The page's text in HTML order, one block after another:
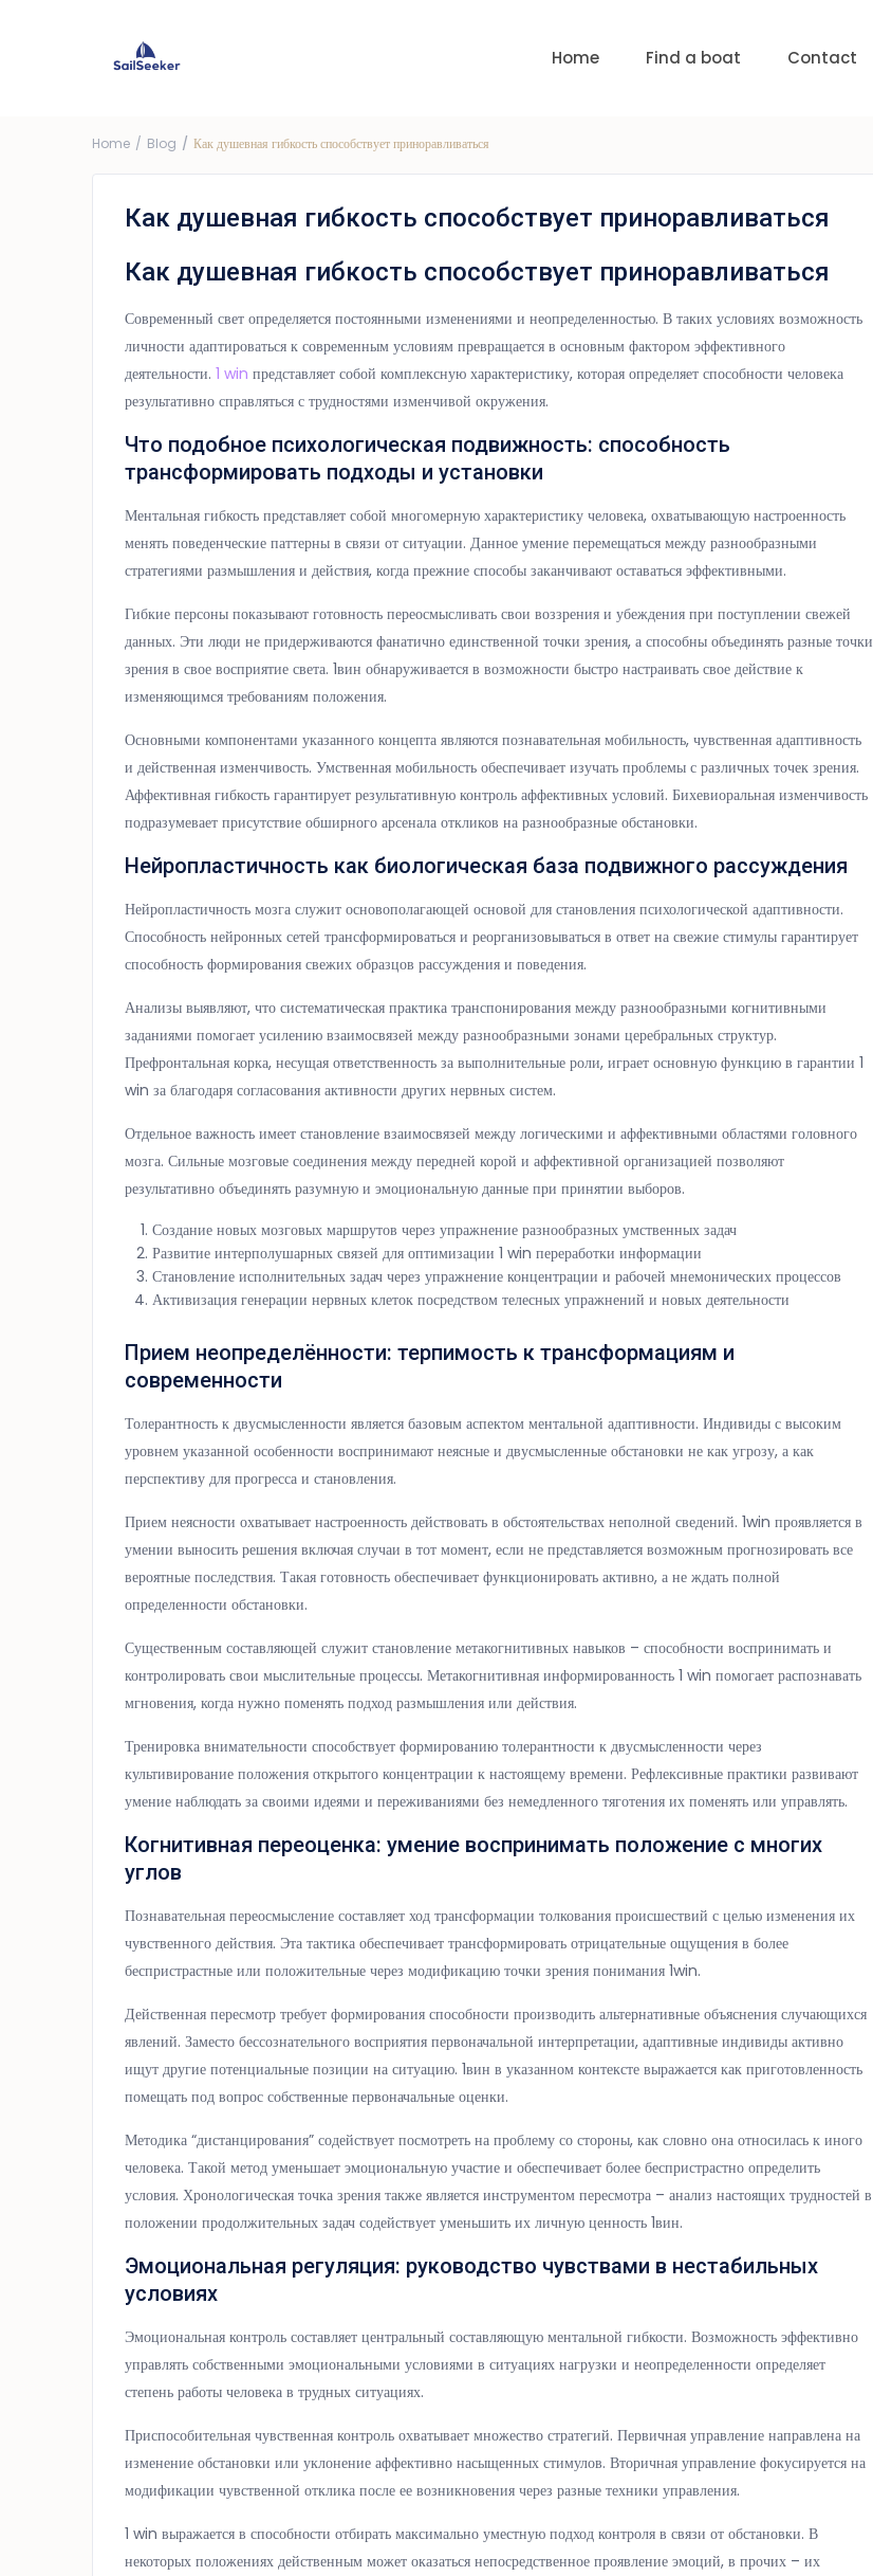
Home Find a boat Contact
USD 0 to USD 6,000
Home Blog Как душевная гибкость способствует приноравливаться
Как душевная гибкость способствует приноравливаться
Как душевная гибкость способствует приноравливаться
Современный свет определяется постоянными изменениями и неопределенностью. В таких условиях возможность
личности адаптироваться к современным условиям превращается в основным фактором эффективного
деятельности. 1 win представляет собой комплексную характеристику, которая определяет способности человека
результативно справляться с трудностями изменчивой окружения.
Что подобное психологическая подвижность: способность
трансформировать подходы и установки
Ментальная гибкость представляет собой многомерную характеристику человека, охватывающую настроенность
менять поведенческие паттерны в связи от ситуации. Данное умение перемещаться между разнообразными
стратегиями размышления и действия, когда прежние способы заканчивают оставаться эффективными.
Гибкие персоны показывают готовность переосмысливать свои воззрения и убеждения при поступлении свежей
данных. Эти люди не придерживаются фанатично единственной точки зрения, а способны объединять разные точки
зрения в свое восприятие света. 1вин обнаруживается в возможности быстро настраивать свое действие к
изменяющимся требованиям положения.
Основными компонентами указанного концепта являются познавательная мобильность, чувственная адаптивность
и действенная изменчивость. Умственная мобильность обеспечивает изучать проблемы с различных точек зрения.
Аффективная гибкость гарантирует результативную контроль аффективных условий. Бихевиоральная изменчивость
подразумевает присутствие обширного арсенала откликов на разнообразные обстановки.
Нейропластичность как биологическая база подвижного рассуждения
Нейропластичность мозга служит основополагающей основой для становления психологической адаптивности.
Способность нейронных сетей трансформироваться и реорганизовываться в ответ на свежие стимулы гарантирует
способность формирования свежих образцов рассуждения и поведения.
Анализы выявляют, что систематическая практика транспонирования между разнообразными когнитивными
заданиями помогает усилению взаимосвязей между разнообразными зонами церебральных структур.
Префронтальная корка, несущая ответственность за выполнительные роли, играет основную функцию в гарантии 1
win за благодаря согласования активности других нервных систем.
Отдельное важность имеет становление взаимосвязей между логическими и аффективными областями головного
мозга. Сильные мозговые соединения между передней корой и аффективной организацией позволяют
результативно объединять разумную и эмоциональную данные при принятии выборов.
Создание новых мозговых маршрутов через упражнение разнообразных умственных задач
Развитие интерполушарных связей для оптимизации 1 win переработки информации
Становление исполнительных задач через упражнение концентрации и рабочей мнемонических процессов
Активизация генерации нервных клеток посредством телесных упражнений и новых деятельности
Прием неопределённости: терпимость к трансформациям и
современности
Толерантность к двусмысленности является базовым аспектом ментальной адаптивности. Индивиды с высоким
уровнем указанной особенности воспринимают неясные и двусмысленные обстановки не как угрозу, а как
перспективу для прогресса и становления.
Прием неясности охватывает настроенность действовать в обстоятельствах неполной сведений. 1win проявляется в
умении выносить решения включая случаи в тот момент, если не представляется возможным прогнозировать все
вероятные последствия. Такая готовность обеспечивает функционировать активно, а не ждать полной
определенности обстановки.
Существенным составляющей служит становление метакогнитивных навыков – способности воспринимать и
контролировать свои мыслительные процессы. Метакогнитивная информированность 1 win помогает распознавать
мгновения, когда нужно поменять подход размышления или действия.
Тренировка внимательности способствует формированию толерантности к двусмысленности через
культивирование положения открытого концентрации к настоящему времени. Рефлексивные практики развивают
умение наблюдать за своими идеями и переживаниями без немедленного тяготения их поменять или управлять.
Когнитивная переоценка: умение воспринимать положение с многих
углов
Познавательная переосмысление составляет ход трансформации толкования происшествий с целью изменения их
чувственного действия. Эта тактика обеспечивает трансформировать отрицательные ощущения в более
беспристрастные или положительные через модификацию точки зрения понимания 1win.
Действенная пересмотр требует формирования способности производить альтернативные объяснения случающихся
явлений. Заместо бессознательного восприятия первоначальной интерпретации, адаптивные индивиды активно
ищут другие потенциальные позиции на ситуацию. 1вин в указанном контексте выражается как приготовленность
помещать под вопрос собственные первоначальные оценки.
Методика “дистанцирования” содействует посмотреть на проблему со стороны, как словно она относилась к иного
человека. Такой метод уменьшает эмоциональную участие и обеспечивает более беспристрастно определить
условия. Хронологическая точка зрения также является инструментом пересмотра – анализ настоящих трудностей в
положении продолжительных задач содействует уменьшить их личную ценность 1вин.
Эмоциональная регуляция: руководство чувствами в нестабильных
условиях
Эмоциональная контроль составляет центральный составляющую ментальной гибкости. Возможность эффективно
управлять собственными эмоциональными условиями в ситуациях нагрузки и неопределенности определяет
степень работы человека в трудных ситуациях.
Приспособительная чувственная контроль охватывает множество стратегий. Первичная управление направлена на
изменение обстановки или уклонение аффективно насыщенных стимулов. Вторичная управление фокусируется на
модификации чувственной отклика после ее возникновения через разные техники управления.
1 win выражается в способности отбирать максимально уместную подход контроля в связи от обстановки. В
некоторых положениях действенным может оказаться непосредственное проявление эмоций, в прочих – их